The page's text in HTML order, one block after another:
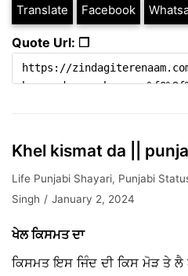
Translate Facebook
Quote Url: ❐
Khel kismat da ||
Life Punjabi Shayari, Punjabi
Singh
January 2, 2024
ਖੇਲ ਕਿਸਮਤ ਦਾ
ਕਿਸਮਤ ਇਸ ਜਿੰਦ ਦੀ ਕਿਸ ਮੋੜ ਤੇ ਲੈ